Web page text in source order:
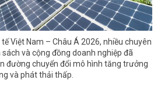
Việt Nam – Châu Á 2026, nhiều chuyên
và cộng đồng doanh nghiệp đã
đường chuyển đổi mô hình tăng trưởng
và phát thải thấp.